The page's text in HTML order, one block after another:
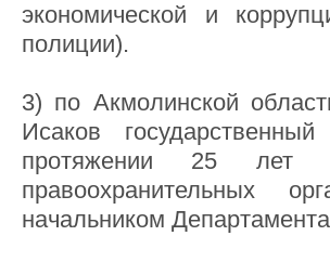
экономической и
полиции).
3) по Акмолинской
Исаков
протяжении 25 лет
правоохранительных
начальником